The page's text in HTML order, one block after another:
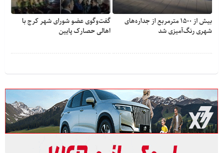
بیش از ۱۵۰۰ مترمربع از جداره‌های
شهری رنگ‌آمیزی شد
گفت‌وگوی عضو شورای شهر کرج با
اهالی حصارک پایین